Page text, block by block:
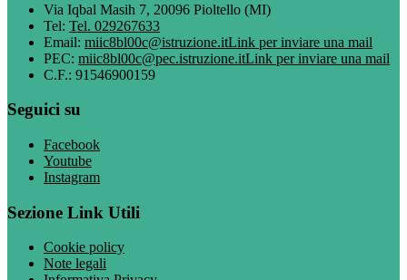
Via Iqbal Masih 7, 20096 Pioltello (MI)
Tel: Tel. 029267633
Email: miic8bl00c@istruzione.itLink per inviare una mail
PEC: miic8bl00c@pec.istruzione.itLink per inviare una mail
C.F.: 91546900159
Seguici su
Facebook
Youtube
Instagram
Sezione Link Utili
Cookie policy
Note legali